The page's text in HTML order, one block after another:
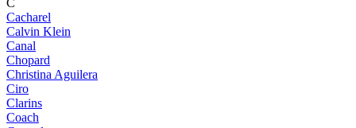
C
Cacharel
Calvin Klein
Canal
Chopard
Christina Aguilera
Ciro
Clarins
Coach